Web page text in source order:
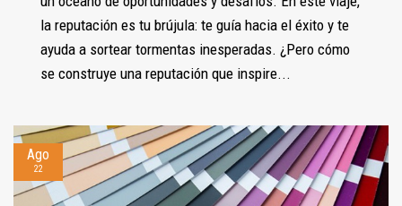
la reputación es tu brújula: te guía hacia el éxito y te
ayuda a sortear tormentas inesperadas. ¿Pero cómo
se construye una reputación que inspire...
Ago
22